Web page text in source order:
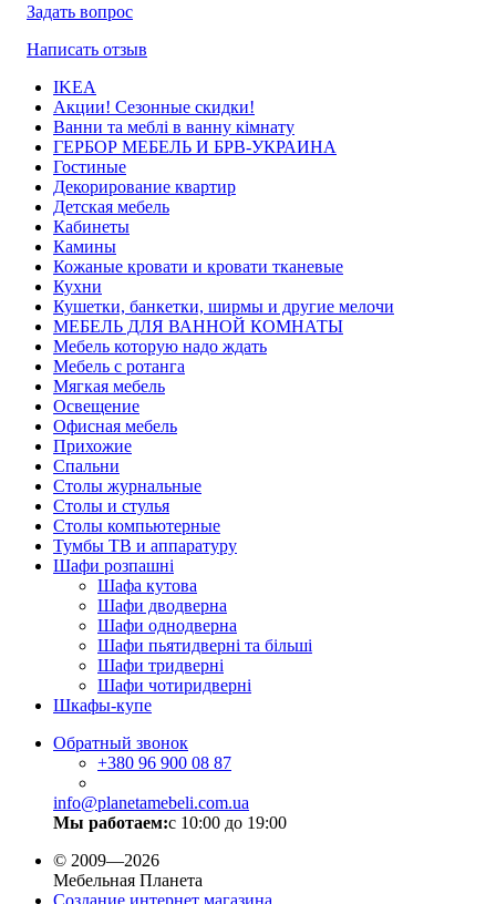
Задать вопрос
Написать отзыв
IKEA
Акции! Сезонные скидки!
Ванни та меблі в ванну кімнату
ГЕРБОР МЕБЕЛЬ И БРВ-УКРАИНА
Гостиные
Декорирование квартир
Детская мебель
Кабинеты
Камины
Кожаные кровати и кровати тканевые
Кухни
Кушетки, банкетки, ширмы и другие мелочи
МЕБЕЛЬ ДЛЯ ВАННОЙ КОМНАТЫ
Мебель которую надо ждать
Мебель с ротанга
Мягкая мебель
Освещение
Офисная мебель
Прихожие
Спальни
Столы журнальные
Столы и стулья
Столы компьютерные
Тумбы ТВ и аппаратуру
Шафи розпашні
Шафа кутова
Шафи дводверна
Шафи однодверна
Шафи пьятидверні та більші
Шафи тридверні
Шафи чотиридверні
Шкафы-купе
Обратный звонок
+380 96 900 08 87
info@planetamebeli.com.ua
Мы работаем:с 10:00 до 19:00
© 2009—2026
Мебельная Планета
Создание интернет магазина